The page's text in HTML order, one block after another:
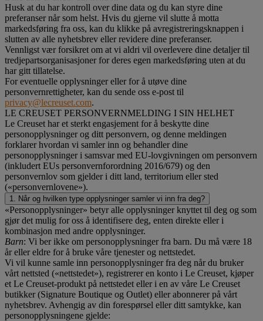
Husk at du har kontroll over dine data og du kan styre dine
preferanser når som helst. Hvis du gjerne vil slutte å motta
markedsføring fra oss, kan du klikke på avregistreringsknappen i
slutten av alle nyhetsbrev eller revidere dine preferanser.
Vennligst vær forsikret om at vi aldri vil overlevere dine detaljer til
tredjepartsorganisasjoner for deres egen markedsføring uten at du
har gitt tillatelse.
For eventuelle opplysninger eller for å utøve dine
personvernrettigheter, kan du sende oss e-post til
privacy@lecreuset.com.
LE CREUSET PERSONVERNMELDING I SIN HELHET
Le Creuset har et sterkt engasjement for å beskytte dine
personopplysninger og ditt personvern, og denne meldingen
forklarer hvordan vi samler inn og behandler dine
personopplysninger i samsvar med EU-lovgivningen om personvern
(inkludert EUs personvernforordning 2016/679) og den
personvernlov som gjelder i ditt land, territorium eller sted
(«personvernlovene»).
1. Når og hvilken type opplysninger samler vi inn fra deg?
«Personopplysninger» betyr alle opplysninger knyttet til deg og som
gjør det mulig for oss å identifisere deg, enten direkte eller i
kombinasjon med andre opplysninger.
Barn: Vi ber ikke om personopplysninger fra barn. Du må være 18
år eller eldre for å bruke våre tjenester og nettstedet.
Vi vil kunne samle inn personopplysninger fra deg når du bruker
vårt nettsted («nettstedet»), registrerer en konto i Le Creuset, kjøper
et Le Creuset-produkt på nettstedet eller i en av våre Le Creuset
butikker (Signature Boutique og Outlet) eller abonnerer på vårt
nyhetsbrev. Avhengig av din forespørsel eller ditt samtykke, kan
personopplysningene gjelde: